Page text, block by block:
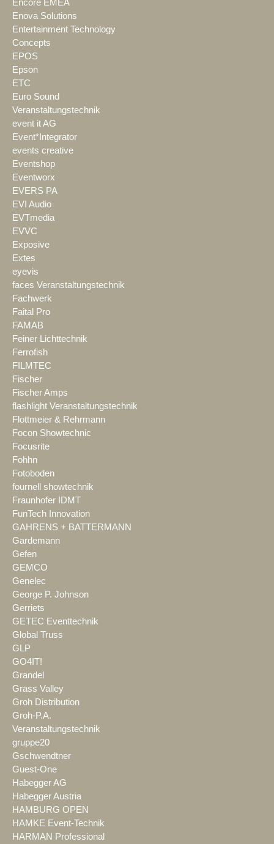
Encore EMEA
Enova Solutions
Entertainment Technology
Concepts
EPOS
Epson
ETC
Euro Sound
Veranstaltungstechnik
event it AG
Event*Integrator
events creative
Eventshop
Eventworx
EVERS PA
EVI Audio
EVTmedia
EVVC
Exposive
Extes
eyevis
faces Veranstaltungstechnik
Fachwerk
Faital Pro
FAMAB
Feiner Lichttechnik
Ferrofish
FILMTEC
Fischer
Fischer Amps
flashlight Veranstaltungstechnik
Flottmeier & Rehrmann
Focon Showtechnic
Focusrite
Fohhn
Fotoboden
fournell showtechnik
Fraunhofer IDMT
FunTech Innovation
GAHRENS + BATTERMANN
Gardemann
Gefen
GEMCO
Genelec
George P. Johnson
Gerriets
GETEC Eventtechnik
Global Truss
GLP
GO4IT!
Grandel
Grass Valley
Groh Distribution
Groh-P.A.
Veranstaltungstechnik
gruppe20
Gschwendtner
Guest-One
Habegger AG
Habegger Austria
HAMBURG OPEN
HAMKE Event-Technik
HARMAN Professional